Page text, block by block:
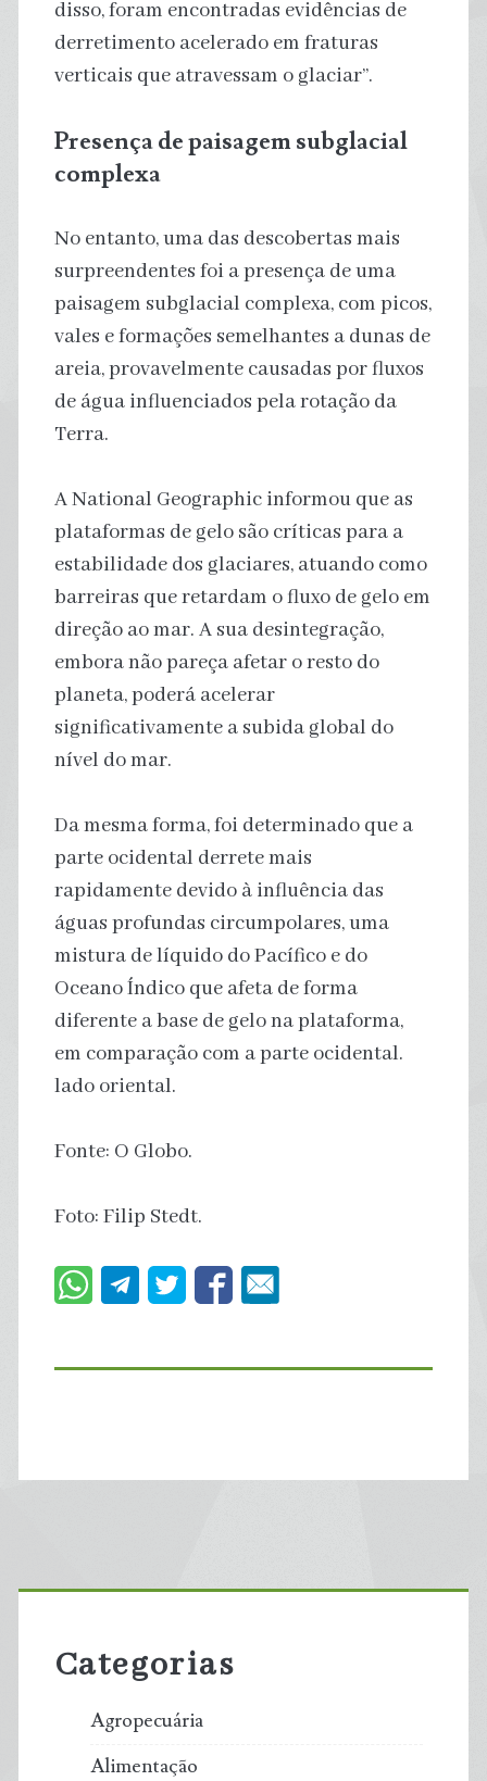
disso, foram encontradas evidências de
derretimento acelerado em fraturas
verticais que atravessam o glaciar”.
Presença de paisagem subglacial
complexa
No entanto, uma das descobertas mais
surpreendentes foi a presença de uma
paisagem subglacial complexa, com picos,
vales e formações semelhantes a dunas de
areia, provavelmente causadas por fluxos
de água influenciados pela rotação da
Terra.
A National Geographic informou que as
plataformas de gelo são críticas para a
estabilidade dos glaciares, atuando como
barreiras que retardam o fluxo de gelo em
direção ao mar. A sua desintegração,
embora não pareça afetar o resto do
planeta, poderá acelerar
significativamente a subida global do
nível do mar.
Da mesma forma, foi determinado que a
parte ocidental derrete mais
rapidamente devido à influência das
águas profundas circumpolares, uma
mistura de líquido do Pacífico e do
Oceano Índico que afeta de forma
diferente a base de gelo na plataforma,
em comparação com a parte ocidental.
lado oriental.
Fonte: O Globo.
Foto: Filip Stedt.
Primary
Sidebar
Categorias
Agropecuária
Alimentação